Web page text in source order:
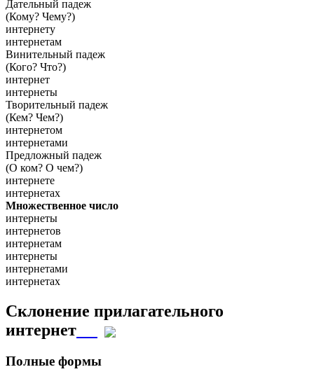
Дательный падеж
(Кому? Чему?)
интернету
интернетам
Винительный падеж
(Кого? Что?)
интернет
интернеты
Творительный падеж
(Кем? Чем?)
интернетом
интернетами
Предложный падеж
(О ком? О чем?)
интернете
интернетах
Множественное число
интернеты
интернетов
интернетам
интернеты
интернетами
интернетах
Склонение прилагательного
интернет
Полные формы